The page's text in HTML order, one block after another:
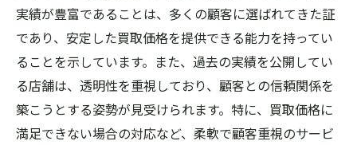
実績が豊富であることは、多くの顧客に選ばれてきた証
であり、安定した買取価格を提供できる能力を持ってい
ることを示しています。また、過去の実績を公開してい
る店舗は、透明性を重視しており、顧客との信頼関係を
築こうとする姿勢が見受けられます。特に、買取価格に
満足できない場合の対応など、柔軟で顧客重視のサービ